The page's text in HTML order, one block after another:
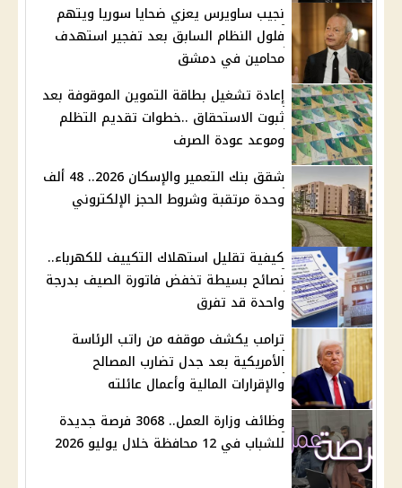
نجيب ساويرس يعزي ضحايا سوريا ويتهم
فلول النظام السابق بعد تفجير استهدف
محامين في دمشق
إعادة تشغيل بطاقة التموين الموقوفة بعد
ثبوت الاستحقاق ..خطوات تقديم التظلم
وموعد عودة الصرف
شقق بنك التعمير والإسكان 2026.. 48 ألف
وحدة مرتقبة وشروط الحجز الإلكتروني
كيفية تقليل استهلاك التكييف للكهرباء..
نصائح بسيطة تخفض فاتورة الصيف بدرجة
واحدة قد تفرق
ترامب يكشف موقفه من راتب الرئاسة
الأمريكية بعد جدل تضارب المصالح
والإقرارات المالية وأعمال عائلته
وظائف وزارة العمل.. 3068 فرصة جديدة
للشباب في 12 محافظة خلال يوليو 2026